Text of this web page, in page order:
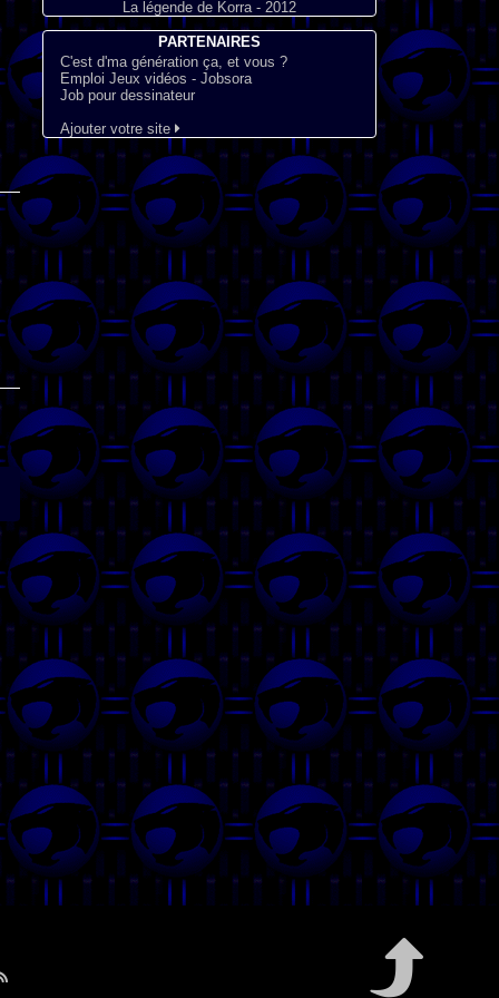
La légende de Korra - 2012
PARTENAIRES
C'est d'ma génération ça, et vous ?
Emploi Jeux vidéos - Jobsora
Job pour dessinateur
Ajouter votre site